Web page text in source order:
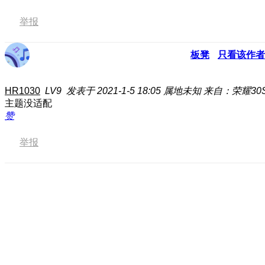
举报
板凳 只看该作者
HR1030 LV9 发表于 2021-1-5 18:05 属地未知 来自：荣耀
主题没适配
赞
举报